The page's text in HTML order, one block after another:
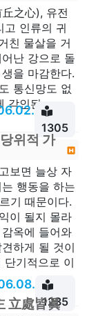
之心), 유전
고 인류의 귀
친 물살을 거
난 강으로 돌
을 마감한다.
통신망도 없
각인된...
1305
위적 가
보면 늘상 자
행동을 하는
기 때문이다.
이 될지 몰라
옥에 들어와
하게 될 것이
단기적으로 이
1235
立處皆眞